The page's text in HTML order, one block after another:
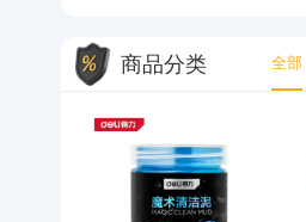
商品分类 全部